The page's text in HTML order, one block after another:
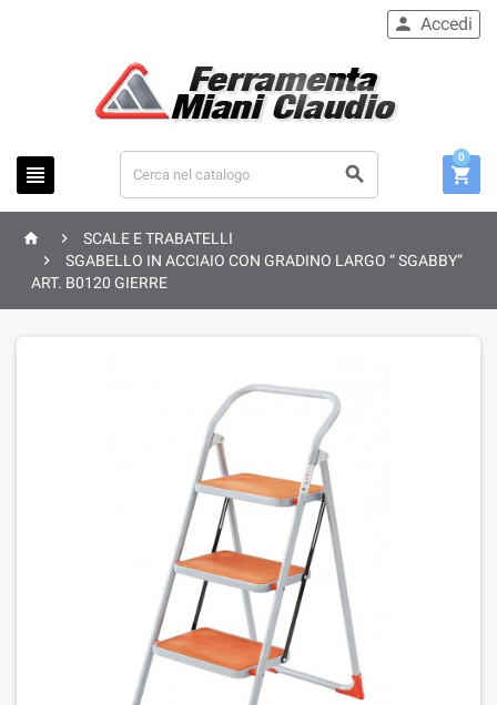
 
 Accedi

0
 
SCALE E TRABATELLI

SGABELLO IN ACCIAIO CON GRADINO LARGO “ SGABBY”
ART. B0120 GIERRE